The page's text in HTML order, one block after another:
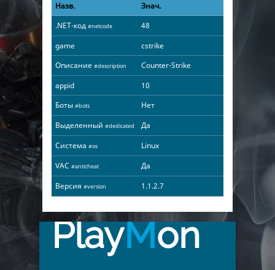
Назв.
Знач.
.NET-код #netcode
48
game
cstrike
Описание #description
Counter-Strike
appid
10
Боты #bots
Нет
Выделенный #dedicated
Да
Система #os
Linux
VAC #anticheat
Да
Версия #version 1.1.2.7
PlayMon